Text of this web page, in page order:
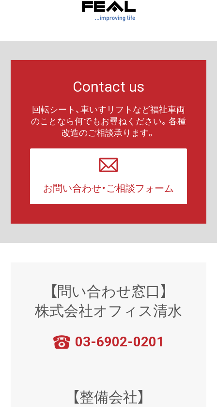
Contact us
回転シート、車いすリフトなど福祉車両
のことなら何でもお尋ねください。各種
改造のご相談承ります。
お問い合わせ・ご相談フォーム
【問い合わせ窓口】
株式会社オフィス清水
03-6902-0201
【整備会社】